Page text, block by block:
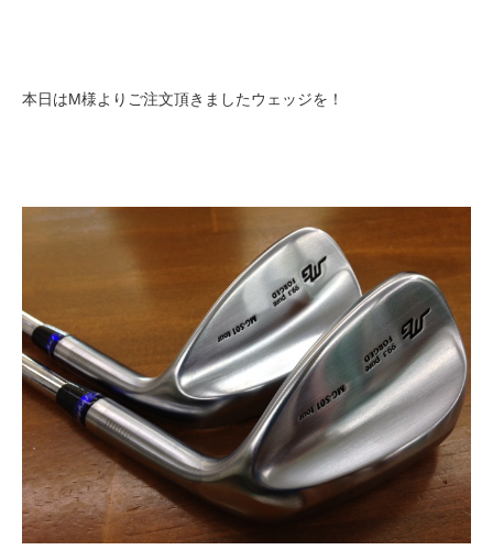
本日はM様よりご注文頂きましたウェッジを！